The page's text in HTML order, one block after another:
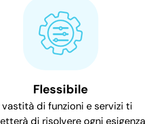
Flessibile
vastità di funzioni e servizi ti
di risolvere ogni esigenza